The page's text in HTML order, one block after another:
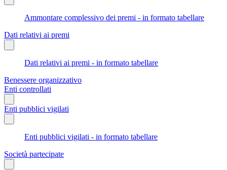
Ammontare complessivo dei premi - in formato tabellare
Dati relativi ai premi
Dati relativi ai premi - in formato tabellare
Benessere organizzativo
Enti controllati
Enti pubblici vigilati
Enti pubblici vigilati - in formato tabellare
Società partecipate